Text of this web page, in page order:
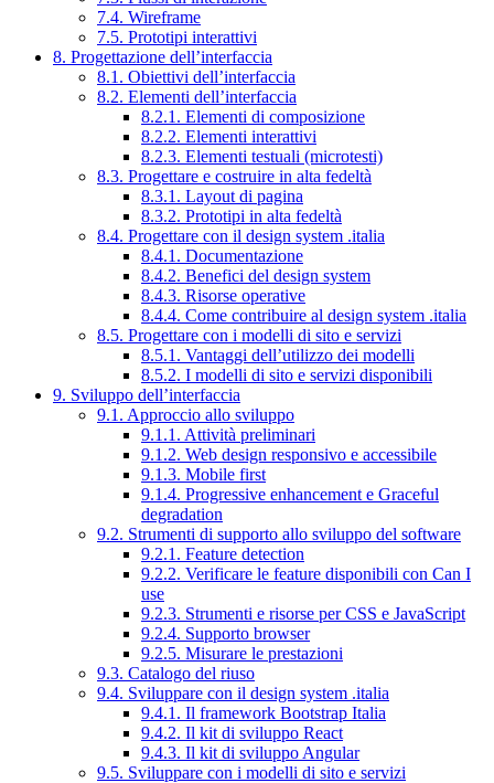
7.4. Wireframe
7.5. Prototipi interattivi
8. Progettazione dell’interfaccia
8.1. Obiettivi dell’interfaccia
8.2. Elementi dell’interfaccia
8.2.1. Elementi di composizione
8.2.2. Elementi interattivi
8.2.3. Elementi testuali (microtesti)
8.3. Progettare e costruire in alta fedeltà
8.3.1. Layout di pagina
8.3.2. Prototipi in alta fedeltà
8.4. Progettare con il design system .italia
8.4.1. Documentazione
8.4.2. Benefici del design system
8.4.3. Risorse operative
8.4.4. Come contribuire al design system .italia
8.5. Progettare con i modelli di sito e servizi
8.5.1. Vantaggi dell’utilizzo dei modelli
8.5.2. I modelli di sito e servizi disponibili
9. Sviluppo dell’interfaccia
9.1. Approccio allo sviluppo
9.1.1. Attività preliminari
9.1.2. Web design responsivo e accessibile
9.1.3. Mobile first
9.1.4. Progressive enhancement e Graceful
degradation
9.2. Strumenti di supporto allo sviluppo del software
9.2.1. Feature detection
9.2.2. Verificare le feature disponibili con Can I
use
9.2.3. Strumenti e risorse per CSS e JavaScript
9.2.4. Supporto browser
9.2.5. Misurare le prestazioni
9.3. Catalogo del riuso
9.4. Sviluppare con il design system .italia
9.4.1. Il framework Bootstrap Italia
9.4.2. Il kit di sviluppo React
9.4.3. Il kit di sviluppo Angular
9.5. Sviluppare con i modelli di sito e servizi